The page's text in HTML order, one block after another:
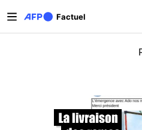
Factuel
Onglets principaux